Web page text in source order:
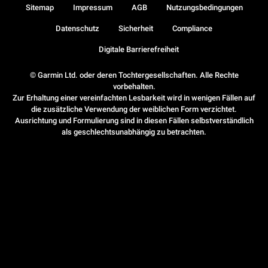
© Garmin Ltd. oder deren Tochtergesellschaften. Alle Rechte
vorbehalten.
Zur Erhaltung einer vereinfachten Lesbarkeit wird in wenigen Fällen auf
die zusätzliche Verwendung der weiblichen Form verzichtet.
Ausrichtung und Formulierung sind in diesen Fällen selbstverständlich
als geschlechtsunabhängig zu betrachten.
Sitemap Impressum AGB Nutzungsbedingungen
Datenschutz Sicherheit Compliance
Digitale Barrierefreiheit